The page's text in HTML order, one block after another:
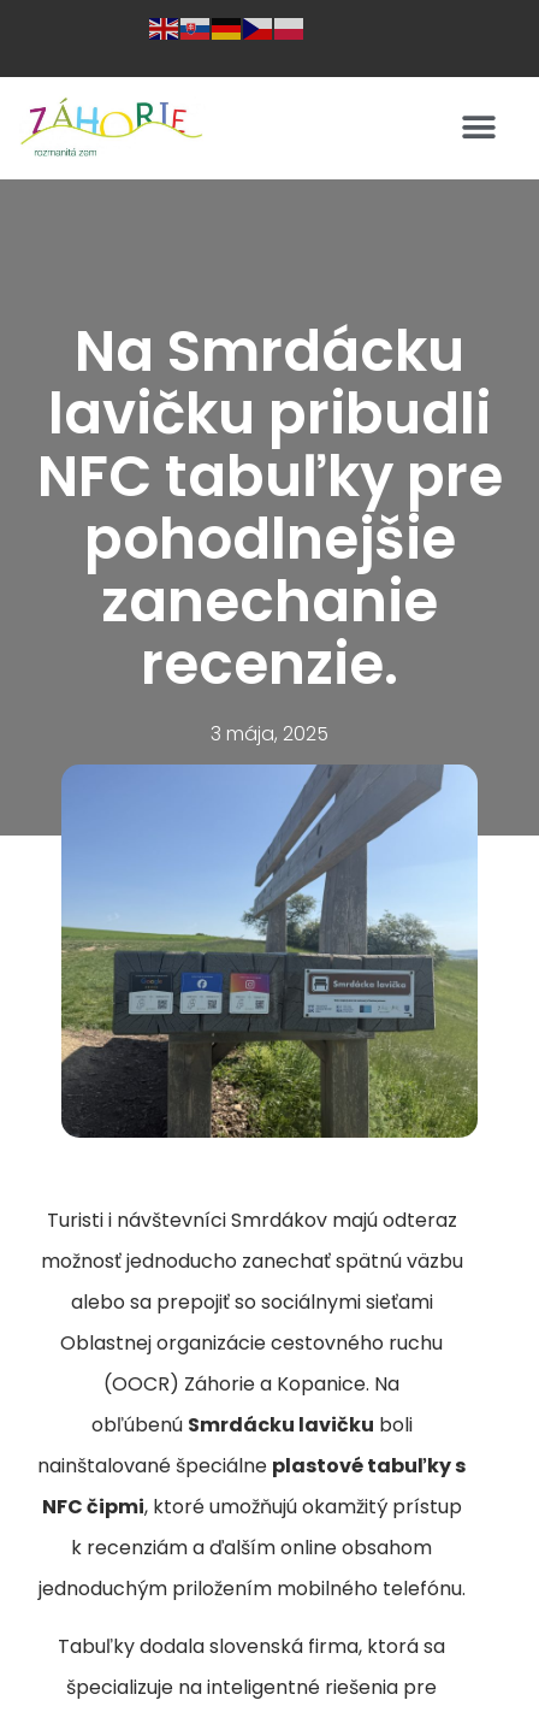
Na Smrdácku
lavičku pribudli
NFC tabuľky pre
pohodlnejšie
zanechanie
recenzie.
3 mája, 2025
Turisti i návštevníci Smrdákov majú odteraz
možnosť jednoducho zanechať spätnú väzbu
alebo sa prepojiť so sociálnymi sieťami
Oblastnej organizácie cestovného ruchu
(OOCR) Záhorie a Kopanice. Na
obľúbenú Smrdácku lavičku boli
nainštalované špeciálne plastové tabuľky s
NFC čipmi, ktoré umožňujú okamžitý prístup
k recenziám a ďalším online obsahom
jednoduchým priložením mobilného telefónu.
Tabuľky dodala slovenská firma, ktorá sa
špecializuje na inteligentné riešenia pre